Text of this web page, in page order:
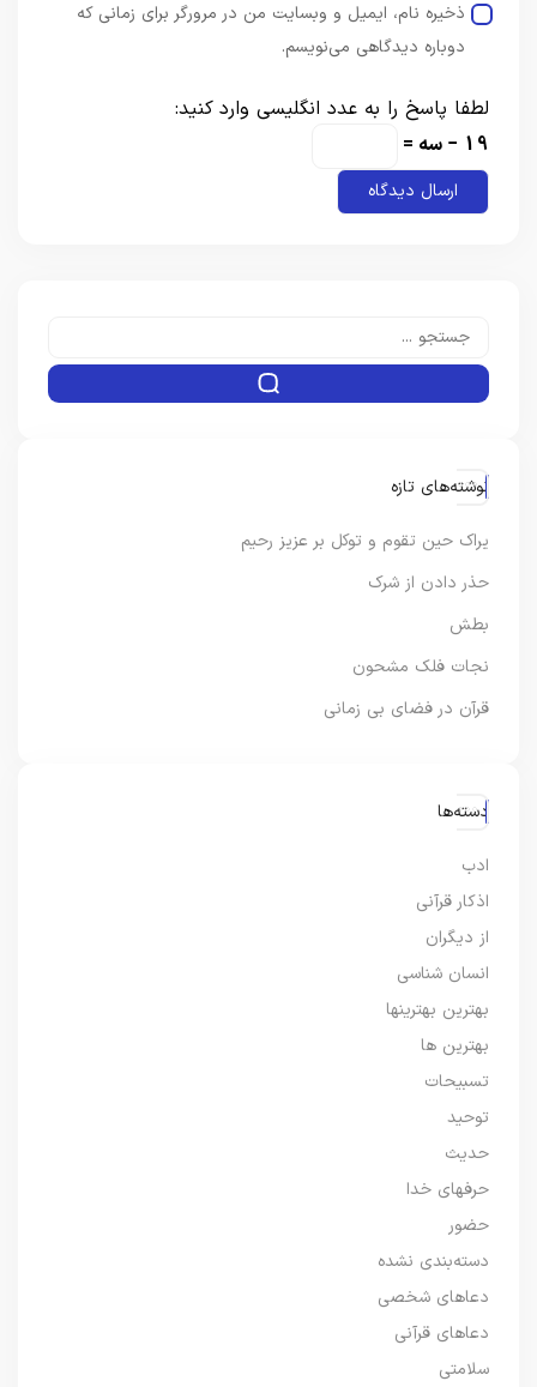
ذخیره نام، ایمیل و وبسایت من در مرورگر برای زمانی که
دوباره دیدگاهی می‌نویسم.
لطفا پاسخ را به عدد انگلیسی وارد کنید:
19 − سه =
نوشته‌های تازه
یراک حین تقوم و توکل بر عزیز رحیم
حذر دادن از شرک
بطش
نجات فلک مشحون
قرآن در فضای بی زمانی
دسته‌ها
ادب
اذکار قرآنی
از دیگران
انسان شناسی
بهترین بهترینها
بهترین ها
تسبیحات
توحید
حدیث
حرفهای خدا
حضور
دسته‌بندی نشده
دعاهای شخصی
دعاهای قرآنی
سلامتی